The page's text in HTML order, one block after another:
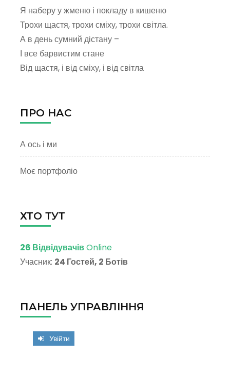
Я наберу у жменю і покладу в кишеню
Трохи щастя, трохи сміху, трохи світла.
А в день сумний дістану –
І все барвистим стане
Від щастя, і від сміху, і від світла
ПРО НАС
А ось і ми
Моє портфоліо
ХТО ТУТ
26 ВідвідувачівOnline
Учасник: 24 Гостей, 2 Ботів
ПАНЕЛЬ УПРАВЛІННЯ
Увійти